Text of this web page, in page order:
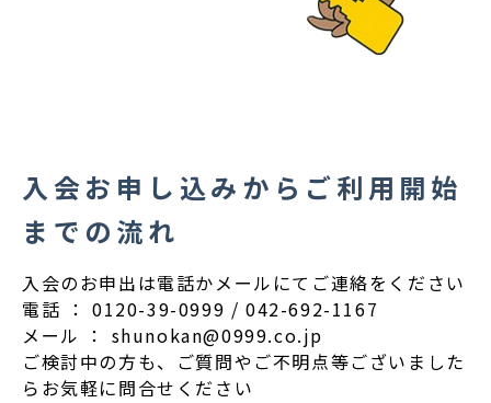
入会お申し込みからご利用開始
までの流れ
入会のお申出は電話かメールにてご連絡をください
電話 ： 0120-39-0999 / 042-692-1167
メール ： shunokan@0999.co.jp
ご検討中の方も、ご質問やご不明点等ございました
らお気軽に問合せください